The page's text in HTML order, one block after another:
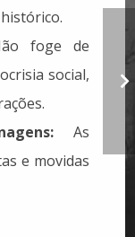
foge de
social,
As
e movidas